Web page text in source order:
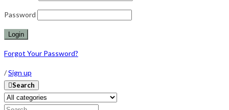
Password
Forgot Your Password?
/Sign up
Search